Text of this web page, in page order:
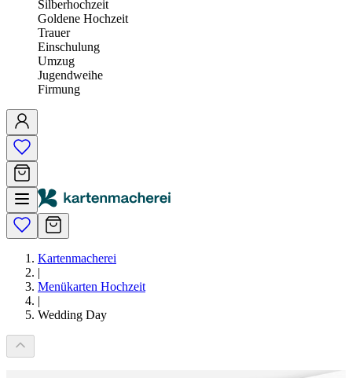
Silberhochzeit
Goldene Hochzeit
Trauer
Einschulung
Umzug
Jugendweihe
Firmung
Kartenmacherei
|
Menükarten Hochzeit
|
Wedding Day